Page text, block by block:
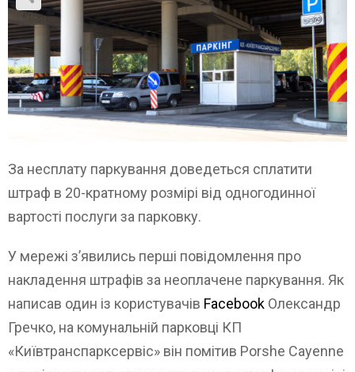
За несплату паркування доведеться сплатити
штраф в 20-кратному розмірі від одногодинної
вартості послуги за парковку.
У мережі з’явились перші повідомлення про
накладення штрафів за неоплачене паркування. Як
написав один із користувачів Facebook Олександр
Гречко, на комунальній парковці КП
«Київтранспарксервіс» він помітив Porshe Cayenne